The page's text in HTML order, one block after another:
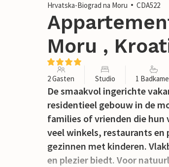
Hrvatska-Biograd na Moru
CDA522
Moru ,
2 Gasten Studio 1
De smaakvol ingerichte
residentieel gebouw in de
families of vrienden die hun
veel winkels, restaurants
gezinnen met kinderen.
en plezier biedt. Voor